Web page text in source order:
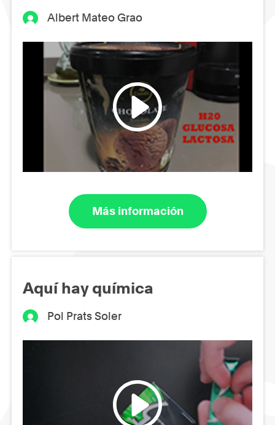
Albert Mateo Grao
Más información
Aquí hay química
Pol Prats Soler